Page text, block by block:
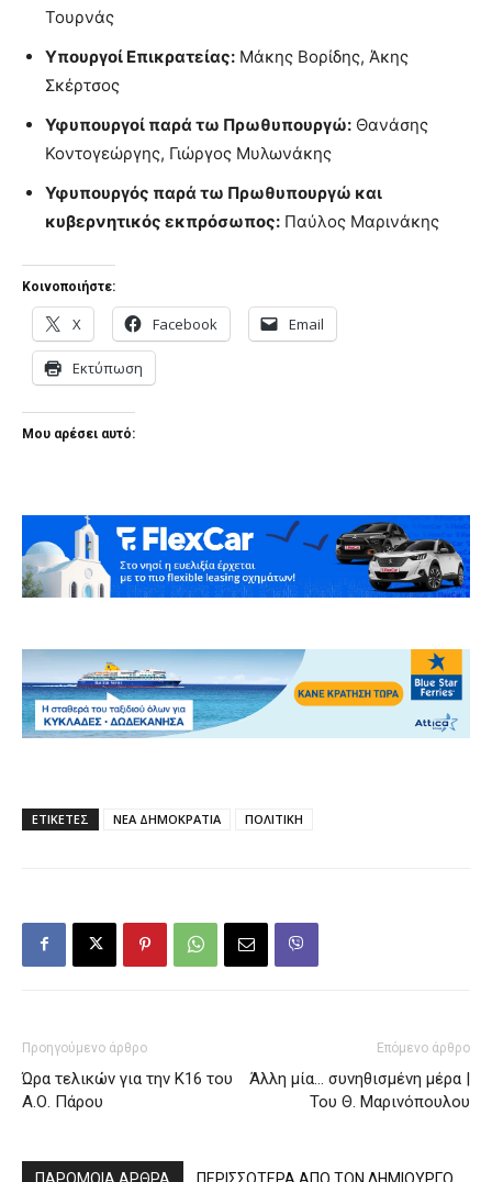
Τουρνάς
Υπουργοί Επικρατείας: Μάκης Βορίδης, Άκης
Σκέρτσος
Υφυπουργοί παρά τω Πρωθυπουργώ: Θανάσης
Κοντογεώργης, Γιώργος Μυλωνάκης
Υφυπουργός παρά τω Πρωθυπουργώ και
κυβερνητικός εκπρόσωπος: Παύλος Μαρινάκης
Κοινοποιήστε:
X Facebook Email
Εκτύπωση
Μου αρέσει αυτό:
ΕΤΙΚΕΤΕΣ ΝΕΑ ΔΗΜΟΚΡΑΤΙΑ ΠΟΛΙΤΙΚΗ
Προηγούμενο άρθρο
Ώρα τελικών για την Κ16 του
Α.Ο. Πάρου
Επόμενο άρθρο
Άλλη μία… συνηθισμένη μέρα |
Του Θ. Μαρινόπουλου